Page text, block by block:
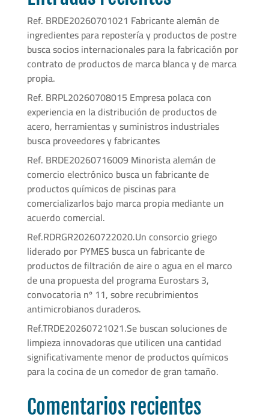
Ref. BRDE20260701021 Fabricante alemán de
ingredientes para repostería y productos de postre
busca socios internacionales para la fabricación por
contrato de productos de marca blanca y de marca
propia.
Ref. BRPL20260708015 Empresa polaca con
experiencia en la distribución de productos de
acero, herramientas y suministros industriales
busca proveedores y fabricantes
Ref. BRDE20260716009 Minorista alemán de
comercio electrónico busca un fabricante de
productos químicos de piscinas para
comercializarlos bajo marca propia mediante un
acuerdo comercial.
Ref.RDRGR20260722020.Un consorcio griego
liderado por PYMES busca un fabricante de
productos de filtración de aire o agua en el marco
de una propuesta del programa Eurostars 3,
convocatoria nº 11, sobre recubrimientos
antimicrobianos duraderos.
Ref.TRDE20260721021.Se buscan soluciones de
limpieza innovadoras que utilicen una cantidad
significativamente menor de productos químicos
para la cocina de un comedor de gran tamaño.
Comentarios recientes